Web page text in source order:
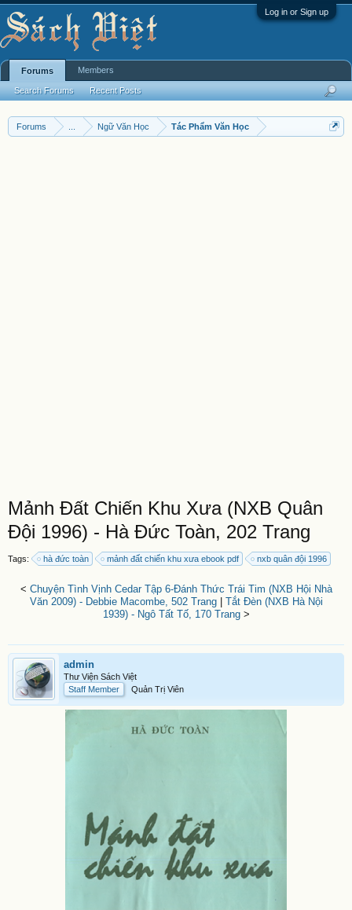
Log in or Sign up
Forums Ngữ Văn Học Tác Phẩm Văn Học
Mảnh Đất Chiến Khu Xưa (NXB Quân
Đội 1996) - Hà Đức Toàn, 202 Trang
Tags: hà đức toàn mảnh đất chiến khu xưa ebook pdf nxb quân đội 1996
< Chuyện Tình Vịnh Cedar Tập 6-Đánh Thức Trái Tim (NXB Hội Nhà
Văn 2009) - Debbie Macombe, 502 Trang| Tắt Đèn (NXB Hà Nội
1939) - Ngô Tất Tố, 170 Trang>
admin
Thư Viện Sách Việt
Staff Member
Quản Trị Viên
Forums
Search Forums Recent Posts
Members